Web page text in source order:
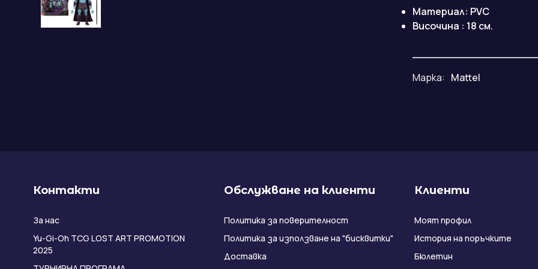
Материал: PVC
Височина : 18 см.
Марка: Mattel
Контакти
За нас
Yu-Gi-Oh TCG LOST ART PROMOTION
2025
Обслужване на клиенти
Политика за поверителност
Политика за използване на "бисквитки"
Доставка
Клиенти
Моят профил
История на поръчките
Бюлетин